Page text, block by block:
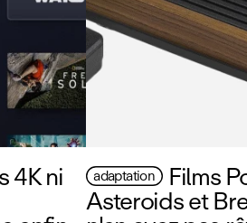
4K ni adaptation Films
Asteroids et